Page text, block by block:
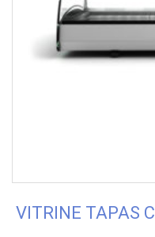
VITRINE TAPAS